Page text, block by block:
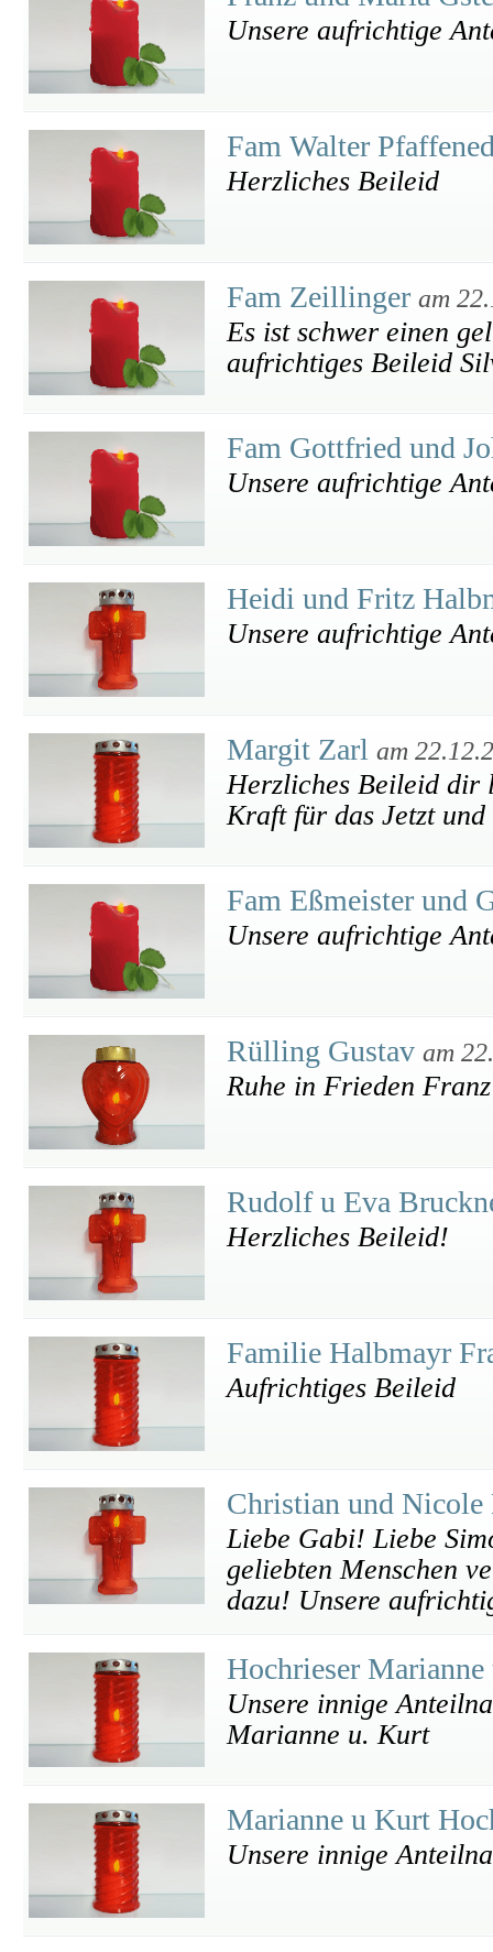
Unsere aufrichtige
Fam Walter
Herzliches Beileid
Fam Zeillinger am
Es ist schwer einen
aufrichtiges Beileid
Fam Gottfried und
Unsere aufrichtige
Heidi und Fritz
Unsere aufrichtige
Margit Zarl am
Herzliches Beileid dir
Kraft für das Jetzt
Fam Eßmeister und
Unsere aufrichtige
Rülling Gustav am
Ruhe in Frieden Franz
Rudolf u Eva
Herzliches Beileid!
Familie Halbmayr
Aufrichtiges Beileid
Christian und
Liebe Gabi! Liebe
geliebten Menschen
dazu! Unsere
Hochrieser
Unsere innige
Marianne u. Kurt
Marianne u Kurt
Unsere innige